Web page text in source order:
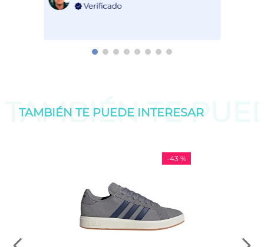
TAMBIÉN TE
TAMBIÉN TE PUEDE INTERESAR
-43 %